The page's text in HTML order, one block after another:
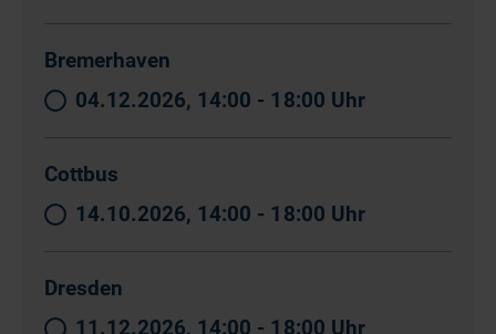
Bremerhaven
04.12.2026, 14:00 - 18:00 Uhr
Cottbus
14.10.2026, 14:00 - 18:00 Uhr
Dresden
11.12.2026, 14:00 - 18:00 Uhr